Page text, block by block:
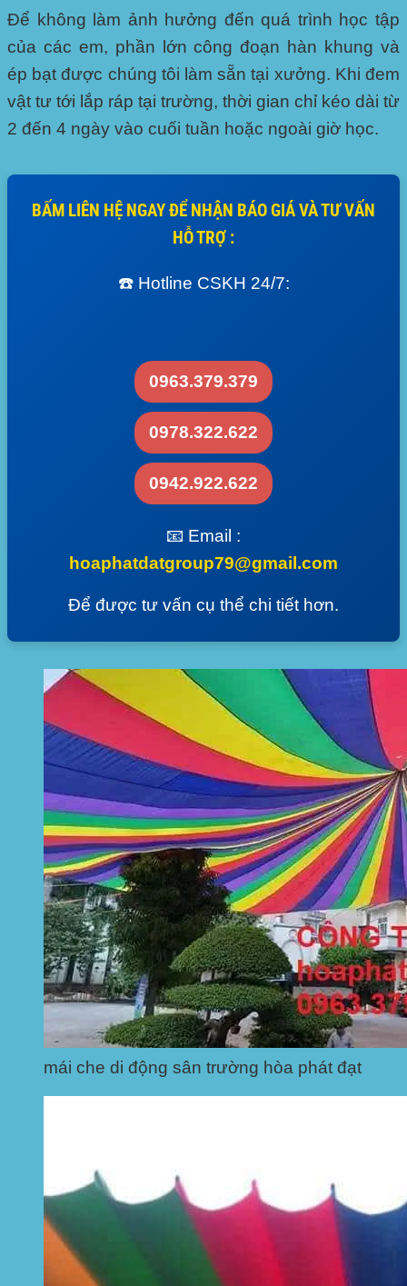
Để không làm ảnh hưởng đến quá trình học tập
của các em, phần lớn công đoạn hàn khung và
ép bạt được chúng tôi làm sẵn tại xưởng. Khi đem
vật tư tới lắp ráp tại trường, thời gian chỉ kéo dài từ
2 đến 4 ngày vào cuối tuần hoặc ngoài giờ học.
BẤM LIÊN HỆ NGAY ĐỂ NHẬN BÁO GIÁ VÀ TƯ VẤN
HỖ TRỢ :
☎️ Hotline CSKH 24/7:
0963.379.379
0978.322.622
0942.922.622
📧 Email :
hoaphatdatgroup79@gmail.com
Để được tư vấn cụ thể chi tiết hơn.
mái che di động sân trường hòa phát đạt